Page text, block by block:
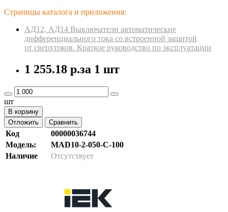
Страницы каталога и приложения:
АД12, АД14 Выключатели автоматические
дифференциального тока со встроенной защитой
от сверхтоков. Краткое руководство по эксплуатации
1 255.18 р.за 1 шт
шт
В корзину
Отложить
Сравнить
Код
00000036744
Модель:
MAD10-2-050-C-100
Наличие
Отсутствует